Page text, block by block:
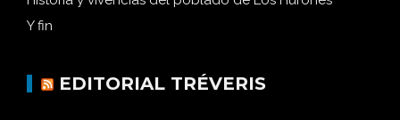
Historia y vivencias del poblado de Los Hurones